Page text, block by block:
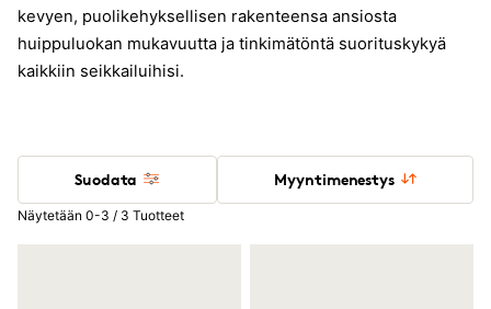
kevyen, puolikehyksellisen rakenteensa ansiosta
huippuluokan mukavuutta ja tinkimätöntä suorituskykyä
kaikkiin seikkailuihisi.
Suodata Myyntimenestys
Näytetään 0-3 / 3 Tuotteet